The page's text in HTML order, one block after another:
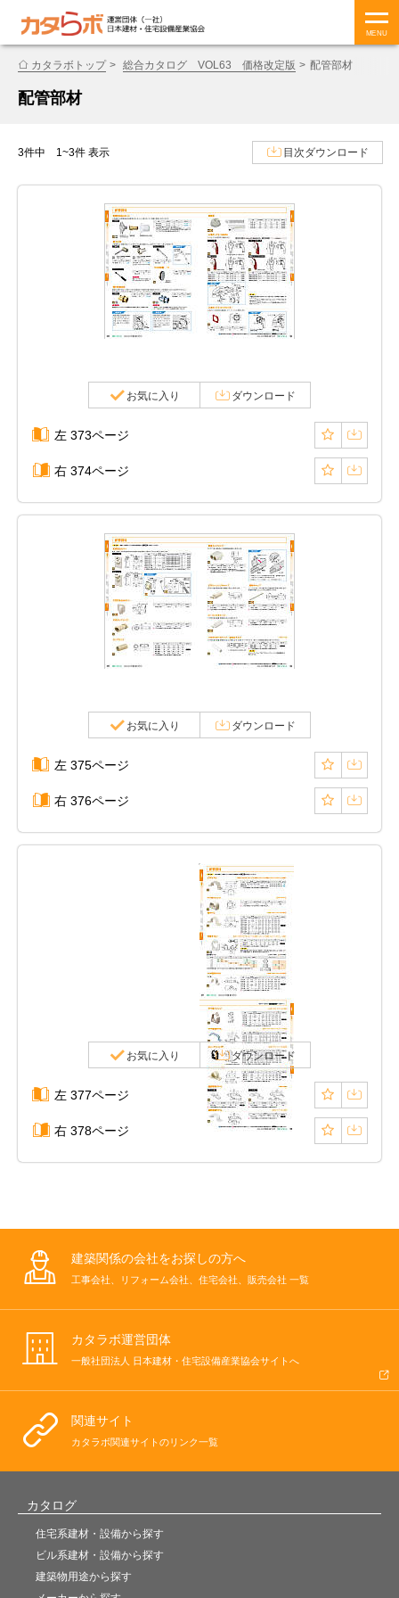
MENU
カタラボトップ 総合カタログ VOL63 価格改定版 配管部材
配管部材
3件中 1~3件 表示 目次ダウンロード
お気に入り ダウンロード
左 373ページ
右 374ページ
お気に入り ダウンロード
左 375ページ
右 376ページ
お気に入り ダウンロード
左 377ページ
右 378ページ
建築関係の会社をお探しの方へ
工事会社、リフォーム会社、住宅会社、販売会社 一覧
カタラボ運営団体
一般社団法人 日本建材・住宅設備産業協会サイトへ
関連サイト
カタラボ関連サイトのリンク一覧
カタログ
住宅系建材・設備から探す
ビル系建材・設備から探す
建築物用途から探す